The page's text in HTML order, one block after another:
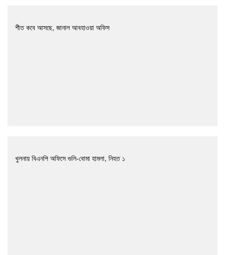
শীত কবে আসছে, জানাল আবহাওয়া অফিস
খুলনায় বিএনপি অফিসে গুলি-বোমা হামলা, নিহত ১